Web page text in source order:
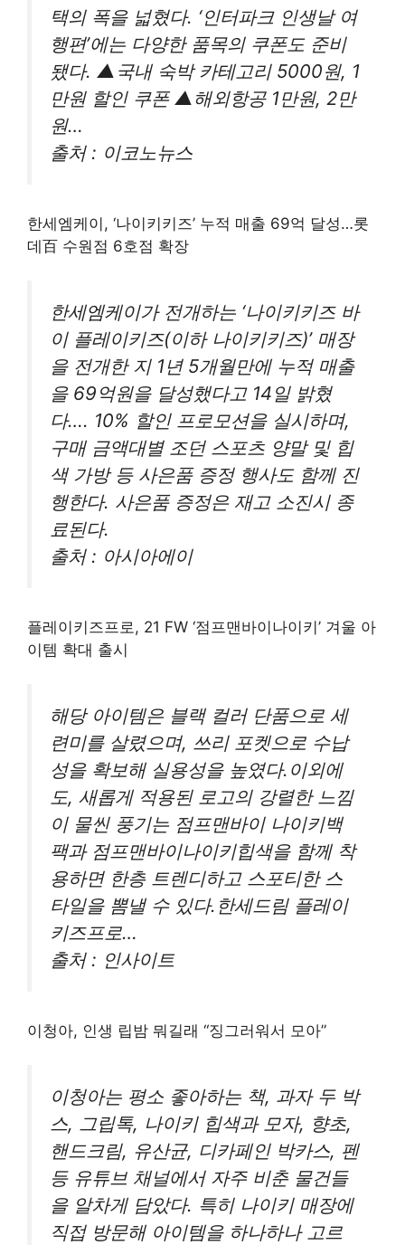
택의 폭을 넓혔다. ‘인터파크 인생날 여
행편’에는 다양한 품목의 쿠폰도 준비
됐다. ▲국내 숙박 카테고리 5000원, 1
만원 할인 쿠폰 ▲해외항공 1만원, 2만
원…
출처 : 이코노뉴스
한세엠케이, ‘나이키키즈’ 누적 매출 69억 달성…롯
데百 수원점 6호점 확장
한세엠케이가 전개하는 ‘나이키키즈 바
이 플레이키즈(이하 나이키키즈)’ 매장
을 전개한 지 1년 5개월만에 누적 매출
을 69억원을 달성했다고 14일 밝혔
다…. 10% 할인 프로모션을 실시하며,
구매 금액대별 조던 스포츠 양말 및 힙
색 가방 등 사은품 증정 행사도 함께 진
행한다. 사은품 증정은 재고 소진시 종
료된다.
출처 : 아시아에이
플레이키즈프로, 21 FW ‘점프맨바이나이키’ 겨울 아
이템 확대 출시
해당 아이템은 블랙 컬러 단품으로 세
련미를 살렸으며, 쓰리 포켓으로 수납
성을 확보해 실용성을 높였다.이외에
도, 새롭게 적용된 로고의 강렬한 느낌
이 물씬 풍기는 점프맨바이 나이키백
팩과 점프맨바이나이키힙색을 함께 착
용하면 한층 트렌디하고 스포티한 스
타일을 뽐낼 수 있다.한세드림 플레이
키즈프로…
출처 : 인사이트
이청아, 인생 립밤 뭐길래 “징그러워서 모아”
이청아는 평소 좋아하는 책, 과자 두 박
스, 그립톡, 나이키 힙색과 모자, 향초,
핸드크림, 유산균, 디카페인 박카스, 펜
등 유튜브 채널에서 자주 비춘 물건들
을 알차게 담았다. 특히 나이키 매장에
직접 방문해 아이템을 하나하나 고르